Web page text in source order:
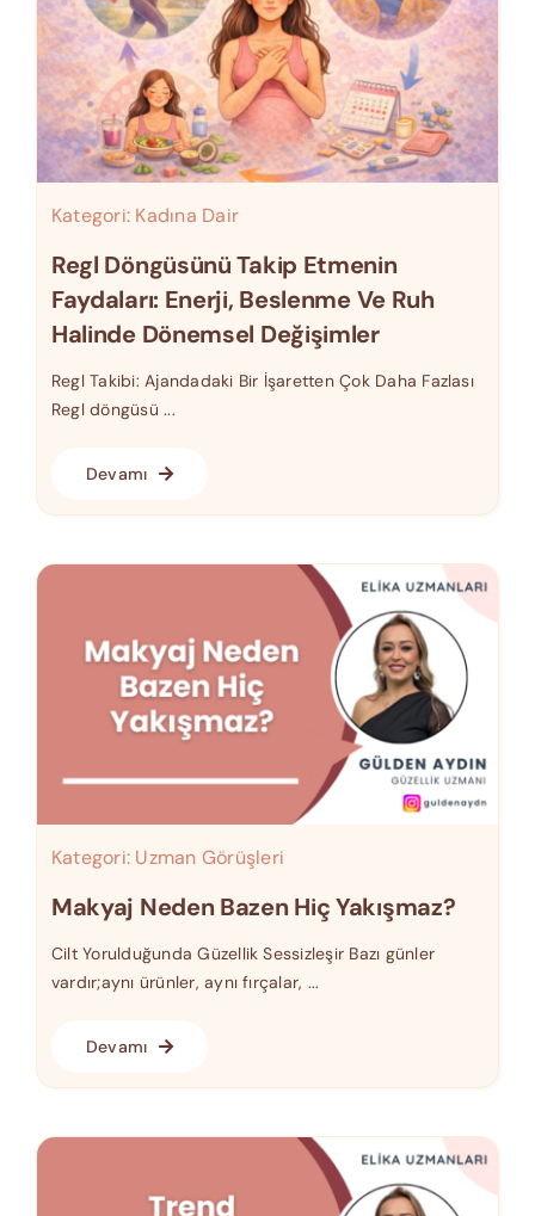
Kategori: Kadına Dair
Regl Döngüsünü Takip Etmenin
Faydaları: Enerji, Beslenme Ve Ruh
Halinde Dönemsel Değişimler
Regl Takibi: Ajandadaki Bir İşaretten Çok Daha Fazlası
Regl döngüsü ...
Devamı
Kategori: Uzman Görüşleri
Makyaj Neden Bazen Hiç Yakışmaz?
Cilt Yorulduğunda Güzellik Sessizleşir Bazı günler
vardır;aynı ürünler, aynı fırçalar, ...
Devamı